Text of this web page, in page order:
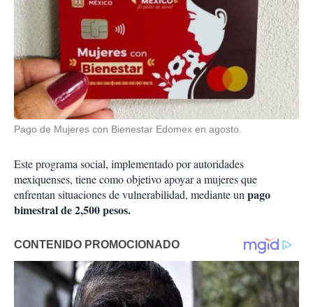
Pago de Mujeres con Bienestar Edomex en agosto.
Este programa social, implementado por autoridades
mexiquenses, tiene como objetivo apoyar a mujeres que
enfrentan situaciones de vulnerabilidad, mediante unpago
bimestral de 2,500 pesos.